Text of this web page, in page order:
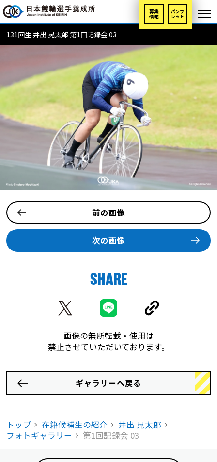
募集
情報
パンフ
レット
131回生 井出 晃太郎 第1回記録会 03
前の画像
次の画像
SHARE
画像の無断転載・使用は
禁止させていただいております。
ギャラリーへ戻る
トップ 在籍候補生の紹介
井出 晃太郎
フォトギャラリー
第1回記録会 03